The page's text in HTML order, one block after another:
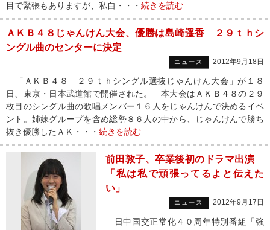
目で緊張もありますが、私自・・・ 続きを読む
ＡＫＢ４８じゃんけん大会、優勝は島崎遥香 ２９ｔｈシ
ングル曲のセンターに決定
ニュース 2012年9月18日
「ＡＫＢ４８ ２９ｔｈシングル選抜じゃんけん大会」が１８
日、東京・日本武道館で開催された。 本大会はＡＫＢ４８の２９
枚目のシングル曲の歌唱メンバー１６人をじゃんけんで決めるイベ
ント。姉妹グループを含め総勢８６人の中から、じゃんけんで勝ち
抜き優勝したＡＫ・・・ 続きを読む
前田敦子、卒業後初のドラマ出演
「私は私で頑張ってるよと伝えた
い」
ニュース 2012年9月17日
日中国交正常化４０周年特別番組「強